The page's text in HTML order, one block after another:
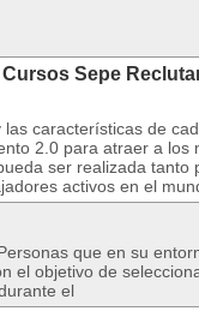
Sepe
características de
2.0 para atraer a los
ser realizada tanto
activos en el
que en su
el objetivo de
el